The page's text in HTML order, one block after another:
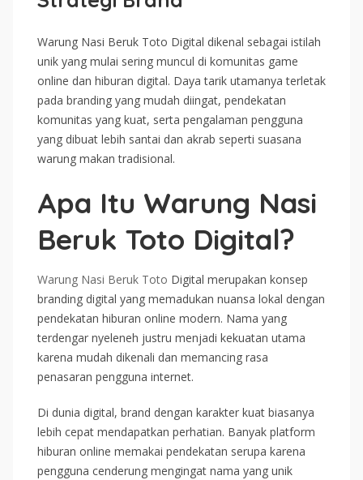
Warung Nasi Beruk Toto Digital dikenal sebagai istilah
unik yang mulai sering muncul di komunitas game
online dan hiburan digital. Daya tarik utamanya terletak
pada branding yang mudah diingat, pendekatan
komunitas yang kuat, serta pengalaman pengguna
yang dibuat lebih santai dan akrab seperti suasana
warung makan tradisional.
Apa Itu Warung Nasi
Beruk Toto Digital?
Warung Nasi Beruk Toto Digital merupakan konsep
branding digital yang memadukan nuansa lokal dengan
pendekatan hiburan online modern. Nama yang
terdengar nyeleneh justru menjadi kekuatan utama
karena mudah dikenali dan memancing rasa
penasaran pengguna internet.
Di dunia digital, brand dengan karakter kuat biasanya
lebih cepat mendapatkan perhatian. Banyak platform
hiburan online memakai pendekatan serupa karena
pengguna cenderung mengingat nama yang unik